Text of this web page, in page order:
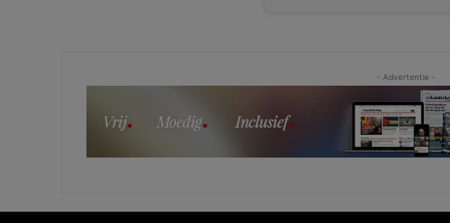
- Advertentie -